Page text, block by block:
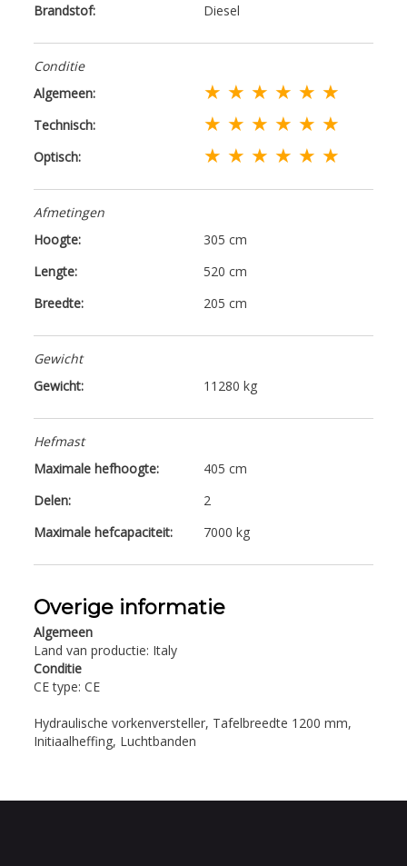
Brandstof:
Diesel
Conditie
Algemeen:
★ ★ ★ ★ ★ ★
Technisch: ★ ★ ★ ★ ★ ★
Optisch: ★ ★ ★ ★ ★ ★
Afmetingen
Hoogte:
305 cm
Lengte:
520 cm
Breedte:
205 cm
Gewicht
Gewicht:
11280 kg
Hefmast
Maximale hefhoogte:
405 cm
Delen:
2
Maximale hefcapaciteit:
7000 kg
Overige informatie
Algemeen
Land van productie: Italy
Conditie
CE type: CE
Hydraulische vorkenversteller, Tafelbreedte 1200 mm,
Initiaalheffing, Luchtbanden